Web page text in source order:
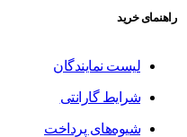
راهنمای خرید
لیست نمایندگان
شرایط گارانتی
شیوه‌های پرداخت